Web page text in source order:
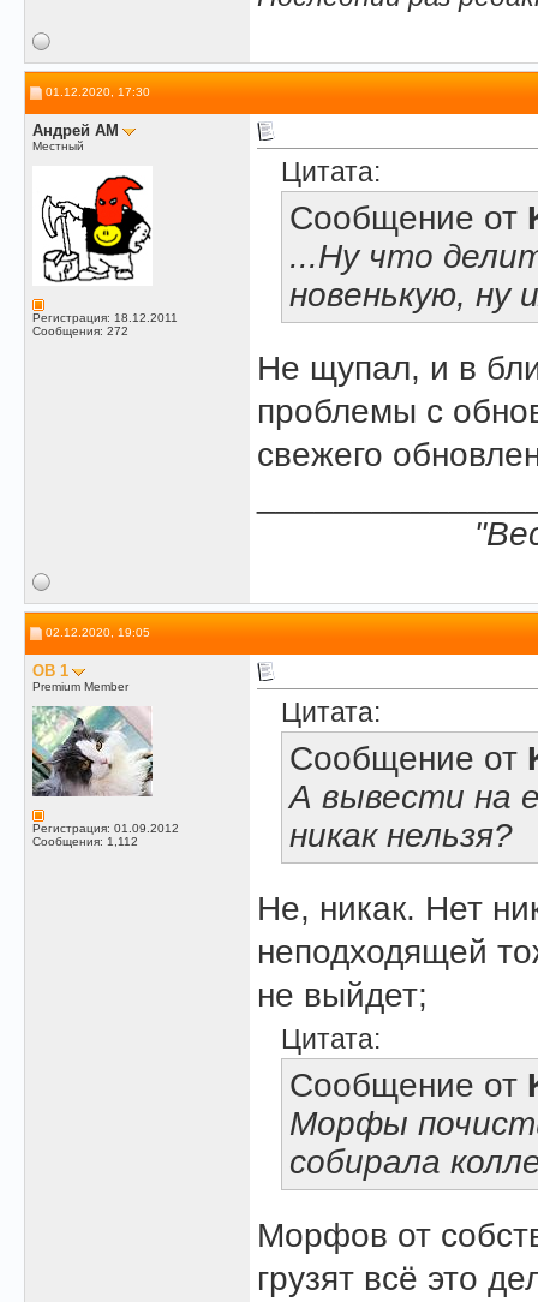
01.12.2020, 17:30
Андрей АМ
Местный
Регистрация: 18.12.2011
Сообщения: 272
Цитата:
Сообщение от
...Ну что
новенькую, ну
Не щупал, и в
проблемы с
свежего
02.12.2020, 19:05
OB 1
Premium Member
Регистрация: 01.09.2012
Сообщения: 1,112
Цитата:
Сообщение от
А вывести на
никак нельзя?
Не, никак. Нет
неподходящей
не выйдет;
Цитата:
Сообщение от
Морфы
собирала
Морфов от
грузят всё это